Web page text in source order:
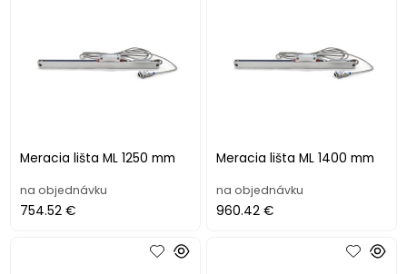
Meracia lišta ML 1250 mm
na objednávku
754.52 €
Meracia lišta ML 1400 mm
na objednávku
960.42 €